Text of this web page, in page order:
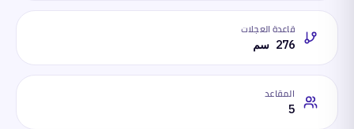
قاعدة العجلات
276 سم
المقاعد
5